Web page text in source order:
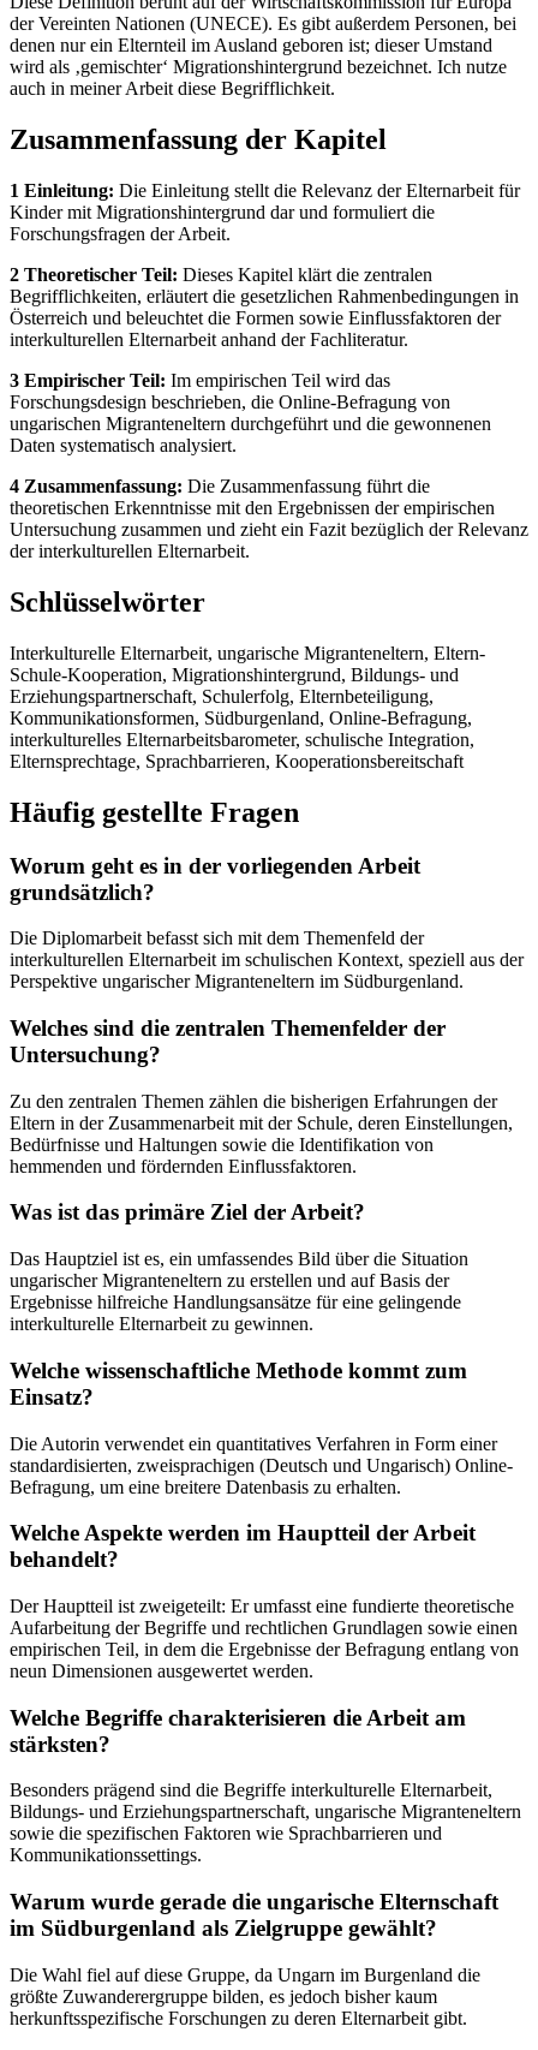
der Vereinten Nationen (UNECE). Es gibt außerdem Personen, bei
denen nur ein Elternteil im Ausland geboren ist; dieser Umstand
wird als ‚gemischter‘ Migrationshintergrund bezeichnet. Ich nutze
auch in meiner Arbeit diese Begrifflichkeit.
Zusammenfassung der Kapitel
1 Einleitung: Die Einleitung stellt die Relevanz der Elternarbeit für
Kinder mit Migrationshintergrund dar und formuliert die
Forschungsfragen der Arbeit.
2 Theoretischer Teil: Dieses Kapitel klärt die zentralen
Begrifflichkeiten, erläutert die gesetzlichen Rahmenbedingungen in
Österreich und beleuchtet die Formen sowie Einflussfaktoren der
interkulturellen Elternarbeit anhand der Fachliteratur.
3 Empirischer Teil: Im empirischen Teil wird das
Forschungsdesign beschrieben, die Online-Befragung von
ungarischen Migranteneltern durchgeführt und die gewonnenen
Daten systematisch analysiert.
4 Zusammenfassung: Die Zusammenfassung führt die
theoretischen Erkenntnisse mit den Ergebnissen der empirischen
Untersuchung zusammen und zieht ein Fazit bezüglich der Relevanz
der interkulturellen Elternarbeit.
Schlüsselwörter
Interkulturelle Elternarbeit, ungarische Migranteneltern, Eltern-
Schule-Kooperation, Migrationshintergrund, Bildungs- und
Erziehungspartnerschaft, Schulerfolg, Elternbeteiligung,
Kommunikationsformen, Südburgenland, Online-Befragung,
interkulturelles Elternarbeitsbarometer, schulische Integration,
Elternsprechtage, Sprachbarrieren, Kooperationsbereitschaft
Häufig gestellte Fragen
Worum geht es in der vorliegenden Arbeit
grundsätzlich?
Die Diplomarbeit befasst sich mit dem Themenfeld der
interkulturellen Elternarbeit im schulischen Kontext, speziell aus der
Perspektive ungarischer Migranteneltern im Südburgenland.
Welches sind die zentralen Themenfelder der
Untersuchung?
Zu den zentralen Themen zählen die bisherigen Erfahrungen der
Eltern in der Zusammenarbeit mit der Schule, deren Einstellungen,
Bedürfnisse und Haltungen sowie die Identifikation von
hemmenden und fördernden Einflussfaktoren.
Was ist das primäre Ziel der Arbeit?
Das Hauptziel ist es, ein umfassendes Bild über die Situation
ungarischer Migranteneltern zu erstellen und auf Basis der
Ergebnisse hilfreiche Handlungsansätze für eine gelingende
interkulturelle Elternarbeit zu gewinnen.
Welche wissenschaftliche Methode kommt zum
Einsatz?
Die Autorin verwendet ein quantitatives Verfahren in Form einer
standardisierten, zweisprachigen (Deutsch und Ungarisch) Online-
Befragung, um eine breitere Datenbasis zu erhalten.
Welche Aspekte werden im Hauptteil der Arbeit
behandelt?
Der Hauptteil ist zweigeteilt: Er umfasst eine fundierte theoretische
Aufarbeitung der Begriffe und rechtlichen Grundlagen sowie einen
empirischen Teil, in dem die Ergebnisse der Befragung entlang von
neun Dimensionen ausgewertet werden.
Welche Begriffe charakterisieren die Arbeit am
stärksten?
Besonders prägend sind die Begriffe interkulturelle Elternarbeit,
Bildungs- und Erziehungspartnerschaft, ungarische Migranteneltern
sowie die spezifischen Faktoren wie Sprachbarrieren und
Kommunikationssettings.
Warum wurde gerade die ungarische Elternschaft
im Südburgenland als Zielgruppe gewählt?
Die Wahl fiel auf diese Gruppe, da Ungarn im Burgenland die
größte Zuwanderergruppe bilden, es jedoch bisher kaum
herkunftsspezifische Forschungen zu deren Elternarbeit gibt.